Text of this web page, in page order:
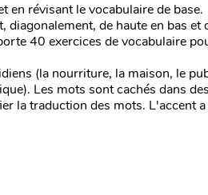
en révisant le vocabulaire de base.
de haute en bas et
40 exercices de vocabulaire
(la nourriture, la maison, le
Les mots sont cachés dans
la traduction des mots. L'accent